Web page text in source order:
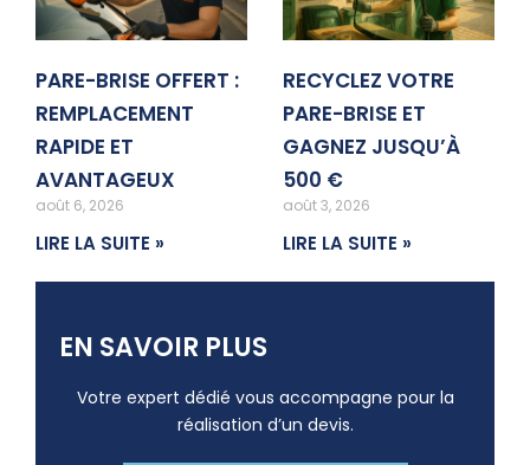
PARE-BRISE OFFERT :
REMPLACEMENT
RAPIDE ET
AVANTAGEUX
août 6, 2026
LIRE LA SUITE »
RECYCLEZ VOTRE
PARE-BRISE ET
GAGNEZ JUSQU’À
500 €
août 3, 2026
LIRE LA SUITE »
EN SAVOIR PLUS
Votre expert dédié vous accompagne pour la
réalisation d’un devis.